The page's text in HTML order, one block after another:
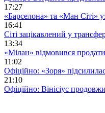
17:27
«Барселона» та «Ман Сіті»
16:41
Сіті зацікавлений у
13:34
«Мілан» відмовився
11:02
Офіційно: «Зоря»
21:10
Офіційно: Вінісіус